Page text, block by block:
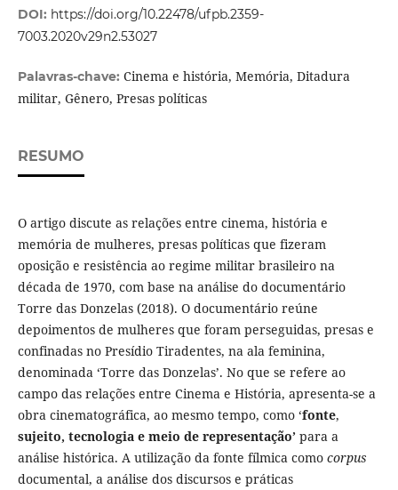
DOI: https://doi.org/10.22478/ufpb.2359-
7003.2020v29n2.53027
Palavras-chave: Cinema e história, Memória, Ditadura
militar, Gênero, Presas políticas
RESUMO
O artigo discute as relações entre cinema, história e
memória de mulheres, presas políticas que fizeram
oposição e resistência ao regime militar brasileiro na
década de 1970, com base na análise do documentário
Torre das Donzelas (2018). O documentário reúne
depoimentos de mulheres que foram perseguidas, presas e
confinadas no Presídio Tiradentes, na ala feminina,
denominada ‘Torre das Donzelas’. No que se refere ao
campo das relações entre Cinema e História, apresenta-se a
obra cinematográfica, ao mesmo tempo, como ‘fonte,
sujeito, tecnologia e meio de representação’ para a
análise histórica. A utilização da fonte fílmica como corpus
documental, a análise dos discursos e práticas